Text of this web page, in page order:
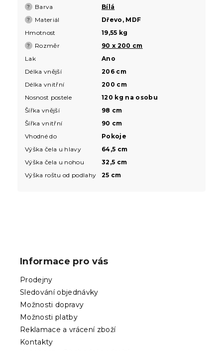
? Barva Bílá
? Materiál
Dřevo, MDF
Hmotnost
19,55 kg
? Rozměr
90 x 200 cm
Lak
Ano
Délka vnější
206 cm
Délka vnitřní
200 cm
Nosnost postele
120 kg na osobu
Šířka vnější
98 cm
Šířka vnitřní
90 cm
Vhodné do
Pokoje
Výška čela u hlavy
64,5 cm
Výška čela u nohou
32,5 cm
Výška roštu od podlahy
25 cm
Informace pro vás
Prodejny
Sledování objednávky
Možnosti dopravy
Možnosti platby
Reklamace a vrácení zboží
Kontakty